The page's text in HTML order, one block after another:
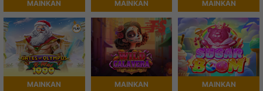
MAINKAN MAINKAN MAINKAN
MAINKAN MAINKAN MAINKAN